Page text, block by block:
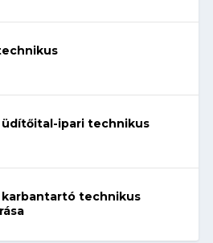
üdítőital-ipari technikus
karbantartó technikus